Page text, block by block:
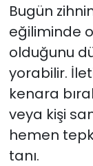
Bugün
eğiliminde
olduğunu
yorabilir.
kenara
veya kişi
hemen
tanı.